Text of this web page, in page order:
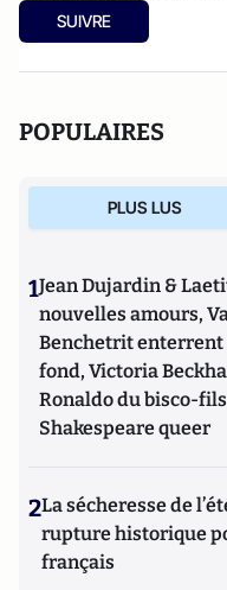
SUIVRE
POPULAIRES
PLUS LUS
1Jean Dujardin &
nouvelles amours,
Benchetrit enterrent
fond, Victoria
Ronaldo du bisco-
Shakespeare queer
2La sécheresse de
rupture historique
français